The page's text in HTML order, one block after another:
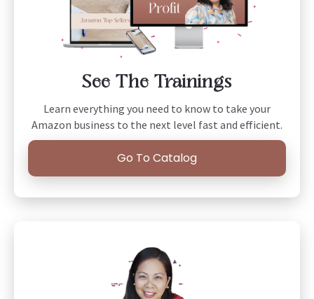
See The Trainings
Learn everything you need to know to take your
Amazon business to the next level fast and efficient.
Go To Catalog